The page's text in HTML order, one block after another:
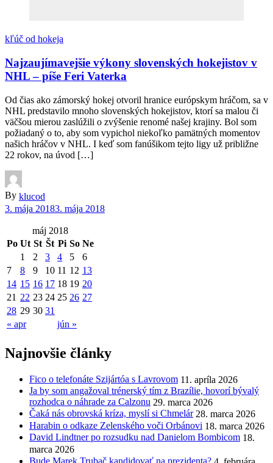
kľúč od hokeja
Najzaujímavejšie výkony slovenských hokejistov v
NHL – píše Feri Vaterka
Od čias ako zámorský hokej otvoril hranice európskym hráčom, sa v
NHL predstavilo mnoho slovenských hokejistov, ktorí sa malou či
väčšou mierou zaslúžili o zvýšenie renomé našej krajiny. Bol som
požiadaný o to, aby som vypichol niekoľko pamätných momentov
našich hráčov v NHL. I keď som fanúšikom tejto ligy už približne
22 rokov, na úvod […]
By klucod
3. mája 20183. mája 2018
máj 2018
Po Ut St Št Pi So Ne
« apr jún »
1 2 3 4 5
6
7
8 9 10 11 12 13
14 15 16 17 18 19 20
21 22 23 24 25 26 27
28 29 30 31
Najnovšie články
Fico o telefonáte Szijártóa s Lavrovom 11. apríla 2026
Ja by som angažoval trénerský tím z Brazílie, hovorí bývalý
rozhodca o náhrade za Calzonu 29. marca 2026
Čaká nás obrovská kríza, myslí si Chmelár 28. marca 2026
Harabin o odkaze Zelenského voči Orbánovi 18. marca 2026
David Lindtner po rozsudku nad Danielom Bombicom 18.
marca 2026
Bude Marek Trubač kandidovať na prezidenta?